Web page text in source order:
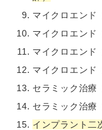
マイクロエンド
マイクロエンド
マイクロエンド
マイクロエンド
セラミック治療
セラミック治療
インプラント二